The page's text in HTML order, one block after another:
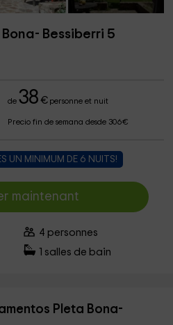
Bessiberri 5
de38 €personne et nuit
Precio fin de semana desde 306€
UN MINIMUM DE 6 NUITS!
maintenant
4 personnes
salles de bain
Pleta Bona-